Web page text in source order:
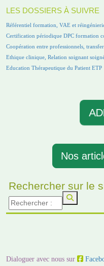
LES DOSSIERS À SUIVRE
Référentiel formation, VAE et
Certification périodique DPC formation
Coopération entre professionnels,
Ethique clinique, Relation soignant
Education Thérapeutique du Patient ETP
Nos
Rechercher sur le
Dialoguer avec nous sur